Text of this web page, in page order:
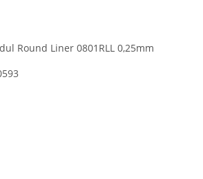
Round Liner 0801RLL 0,25mm